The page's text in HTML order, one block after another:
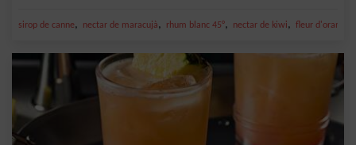
sirop de canne, nectar de maracujà, rhum blanc 45°, nectar de kiwi, fleur d'oranger